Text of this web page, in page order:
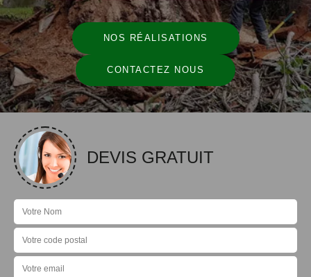
NOS RÉALISATIONS
CONTACTEZ NOUS
DEVIS GRATUIT